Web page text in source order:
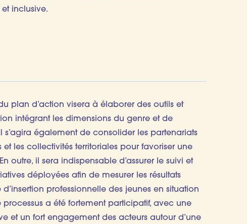
inclusive.
plan d’action visera à élaborer des outils et
intégrant les dimensions du genre et de
s’agira également de consolider les partenariats
et les collectivités territoriales pour favoriser une
outre, il sera indispensable d’assurer le suivi et
déployées afin de mesurer les résultats
professionnelle des jeunes en situation
a été fortement participatif, avec une
et un fort engagement des acteurs autour d’une